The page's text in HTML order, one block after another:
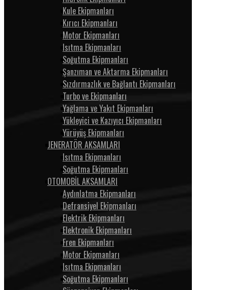
Kule Ekipmanları
Kırıcı Ekipmanları
Motor Ekipmanları
Isıtma Ekipmanları
Soğutma Ekipmanları
Şanzıman ve Aktarma Ekipmanları
Sızdırmazlık ve Bağlantı Ekipmanları
Turbo ve Ekipmanları
Yağlama ve Yakıt Ekipmanları
Yükleyici ve Kazıyıcı Ekipmanları
Yürüyüş Ekipmanları
JENERATÖR AKSAMLARI
Isıtma Ekipmanları
Soğutma Ekipmanları
OTOMOBİL AKSAMLARI
Aydınlatma Ekipmanları
Defransiyel Ekipmanları
Elektrik Ekipmanları
Elektronik Ekipmanları
Fren Ekipmanları
Motor Ekipmanları
Isıtma Ekipmanları
Soğutma Ekipmanları